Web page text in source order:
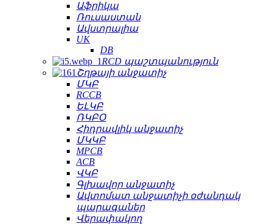
Աֆրիկա
Ռուսաստան
Ավստրալիա
UK
DB
RCD պաշտպանություն
Շղթայի անջատիչ
ՄԿԲ
RCCB
ԵԼԿԲ
ՌԿԲՕ
Հիդրավլիկ անջատիչ
ՄԿԿԲ
MPCB
ACB
ՎԿԲ
Գլխավոր անջատիչ
Ավտոմատ անջատիչի օժանդակ
պարագաներ
Վերափակող